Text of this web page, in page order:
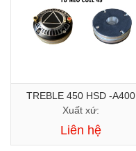
TREBLE 450 HSD -A400
Xuất xứ:
Liên hệ